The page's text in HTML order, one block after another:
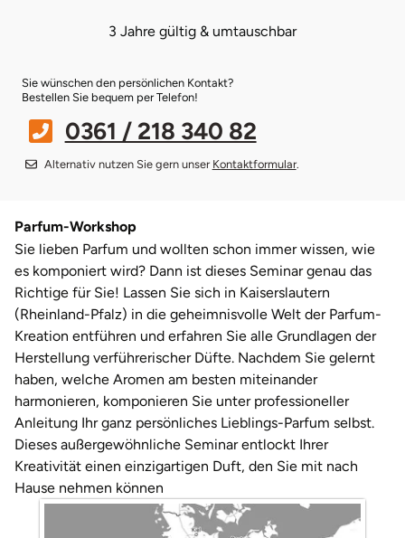
3 Jahre gültig & umtauschbar
Sie wünschen den persönlichen Kontakt?
Bestellen Sie bequem per Telefon!
0361 / 218 340 82
Alternativ nutzen Sie gern unser Kontaktformular.
Parfum-Workshop
Sie lieben Parfum und wollten schon immer wissen, wie
es komponiert wird? Dann ist dieses Seminar genau das
Richtige für Sie! Lassen Sie sich in Kaiserslautern
(Rheinland-Pfalz) in die geheimnisvolle Welt der Parfum-
Kreation entführen und erfahren Sie alle Grundlagen der
Herstellung verführerischer Düfte. Nachdem Sie gelernt
haben, welche Aromen am besten miteinander
harmonieren, komponieren Sie unter professioneller
Anleitung Ihr ganz persönliches Lieblings-Parfum selbst.
Dieses außergewöhnliche Seminar entlockt Ihrer
Kreativität einen einzigartigen Duft, den Sie mit nach
Hause nehmen können
Bruchsal
Burghausen
Chemnitz
Cloppenburg
Coburg
Cottbus
Darmstadt
Deggendorf
Dessau
Nürnberg
Oberlausitz
Riesa
Ruhrgebiet
Strausberg (Berlin/Brandenburg)
Sömmerda
Weimar
sächsische Schweiz
Sonneberg
Suhl
Weimar
Weißenfels
Witterda